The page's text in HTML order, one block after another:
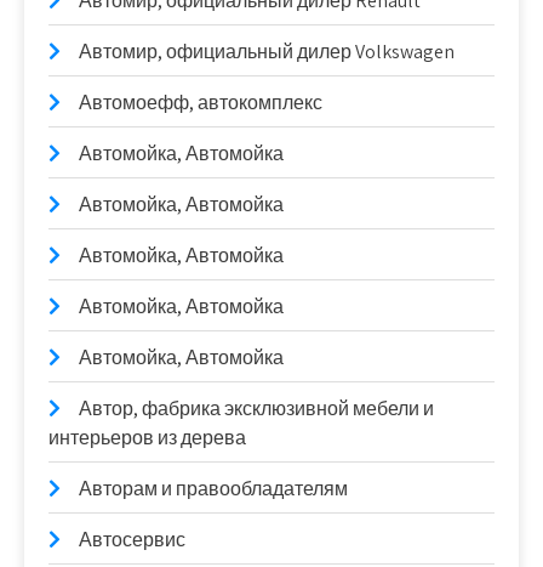
Автомир, официальный дилер Volkswagen
Автомоефф, автокомплекс
Автомойка, Автомойка
Автомойка, Автомойка
Автомойка, Автомойка
Автомойка, Автомойка
Автомойка, Автомойка
Автор, фабрика эксклюзивной мебели и
интерьеров из дерева
Авторам и правообладателям
Автосервис